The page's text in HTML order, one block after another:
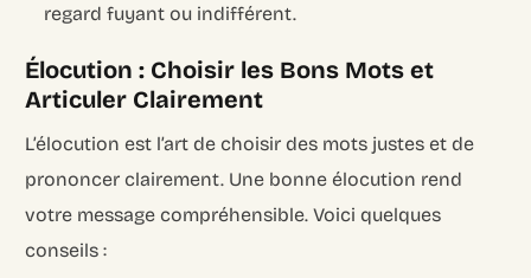
regard fuyant ou indifférent.
Élocution : Choisir les Bons Mots et
Articuler Clairement
L’élocution est l’art de choisir des mots justes et de
prononcer clairement. Une bonne élocution rend
votre message compréhensible. Voici quelques
conseils :